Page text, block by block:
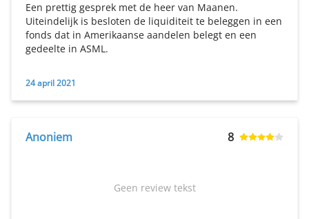
Een prettig gesprek met de heer van Maanen.
Uiteindelijk is besloten de liquiditeit te beleggen in een
fonds dat in Amerikaanse aandelen belegt en een
gedeelte in ASML.
24 april 2021
Anoniem 8
Geen review tekst